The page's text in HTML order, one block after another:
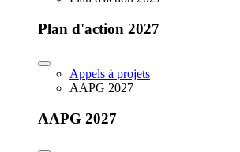
Plan d'action 2027
Appels à projets
AAPG 2027
AAPG 2027